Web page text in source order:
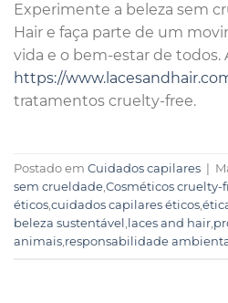
Experimente a beleza sem
Hair e faça parte de um
vida e o bem-estar de todos.
https://
tratamentos cruelty-free.
Postado em Cuidados capilares
sem crueldade,Cosméticos cruelty-
éticos,cuidados capilares éticos,
beleza sustentável , laces and hair,
animais,responsabilidade